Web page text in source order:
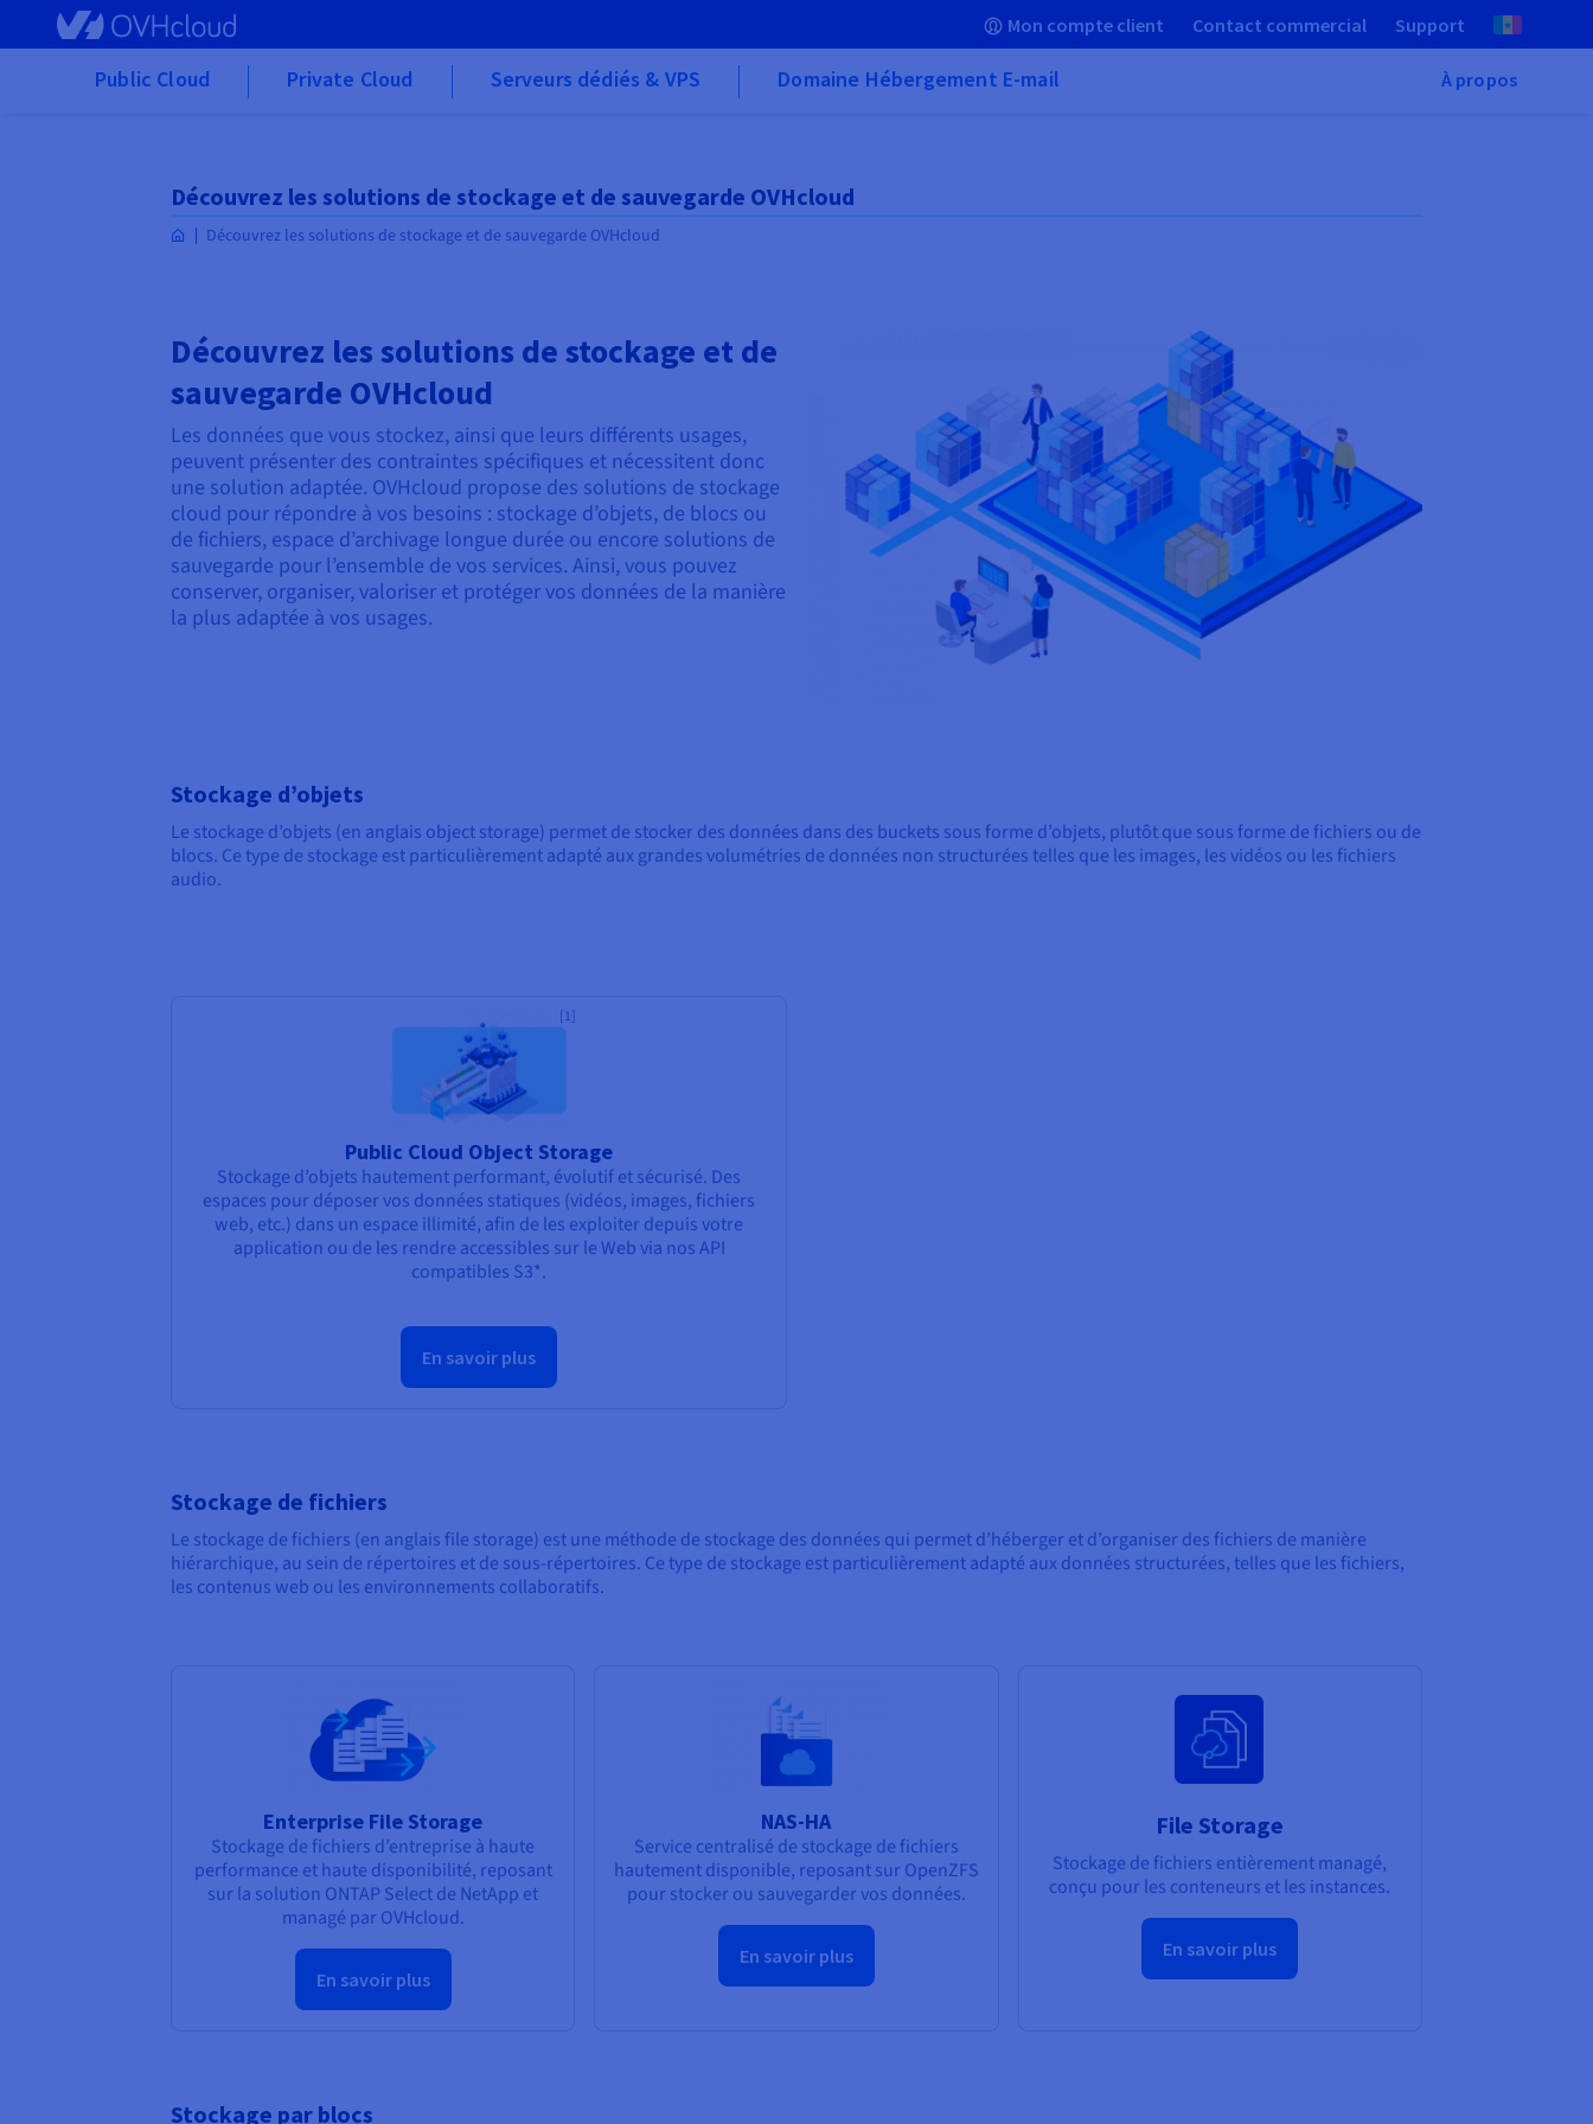
Skip to main content Mon compte client Contact commercial Support
Public Cloud Private Cloud Serveurs dédiés & VPS Domaine Hébergement E-mail À propos
Découvrez les solutions de stockage et de sauvegarde OVHcloud
Découvrez les solutions de stockage et de sauvegarde OVHcloud
Découvrez les solutions de stockage et de
sauvegarde OVHcloud
Les données que vous stockez, ainsi que leurs différents usages,
peuvent présenter des contraintes spécifiques et nécessitent donc
une solution adaptée. OVHcloud propose des solutions de stockage
cloud pour répondre à vos besoins : stockage d’objets, de blocs ou
de fichiers, espace d’archivage longue durée ou encore solutions de
sauvegarde pour l’ensemble de vos services. Ainsi, vous pouvez
conserver, organiser, valoriser et protéger vos données de la manière
la plus adaptée à vos usages.
Stockage d’objets
Le stockage d’objets (en anglais object storage) permet de stocker des données dans des buckets sous forme d’objets, plutôt que sous forme de fichiers ou de
blocs. Ce type de stockage est particulièrement adapté aux grandes volumétries de données non structurées telles que les images, les vidéos ou les fichiers
audio.
[1]
Public Cloud Object Storage
Stockage d’objets hautement performant, évolutif et sécurisé. Des
espaces pour déposer vos données statiques (vidéos, images, fichiers
web, etc.) dans un espace illimité, afin de les exploiter depuis votre
application ou de les rendre accessibles sur le Web via nos API
compatibles S3*.
En savoir plus
Stockage de fichiers
Le stockage de fichiers (en anglais file storage) est une méthode de stockage des données qui permet d’héberger et d’organiser des fichiers de manière
hiérarchique, au sein de répertoires et de sous-répertoires. Ce type de stockage est particulièrement adapté aux données structurées, telles que les fichiers,
les contenus web ou les environnements collaboratifs.
Enterprise File Storage
Stockage de fichiers d’entreprise à haute
performance et haute disponibilité, reposant
sur la solution ONTAP Select de NetApp et
managé par OVHcloud.
En savoir plus
NAS-HA
Service centralisé de stockage de fichiers
hautement disponible, reposant sur OpenZFS
pour stocker ou sauvegarder vos données.
En savoir plus
File Storage
Stockage de fichiers entièrement managé,
conçu pour les conteneurs et les instances.
En savoir plus
Stockage par blocs